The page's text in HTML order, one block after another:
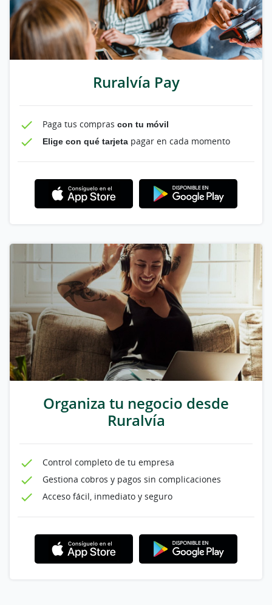
Ruralvía Pay
Paga tus compras con tu móvil
Elige con qué tarjeta pagar en cada momento
Organiza tu negocio desde
Ruralvía
Control completo de tu empresa
Gestiona cobros y pagos sin complicaciones
Acceso fácil, inmediato y seguro